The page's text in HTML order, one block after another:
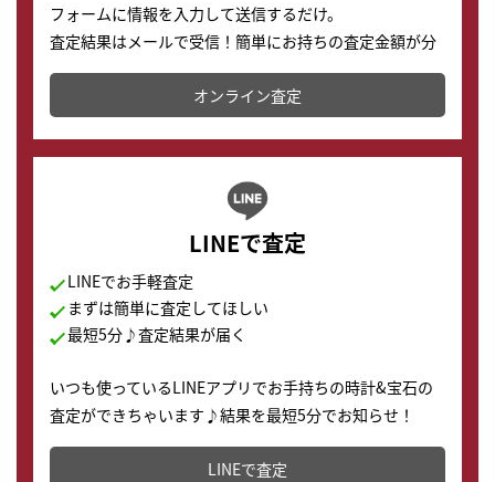
フォームに情報を入力して送信するだけ。
査定結果はメールで受信！簡単にお持ちの査定金額が分
かります。
オンライン査定
LINEで査定
LINEでお手軽査定
まずは簡単に査定してほしい
最短5分♪査定結果が届く
いつも使っているLINEアプリでお手持ちの時計&宝石の
査定ができちゃいます♪結果を最短5分でお知らせ！
どこからでもすぐに査定金額を知ることが出来ます。
LINEで査定